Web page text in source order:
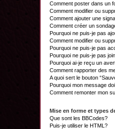
Comment poster dans un
Comment modifier ou
Comment ajouter une
Comment créer un
Pourquoi ne puis-je pas
Comment modifier ou
Pourquoi ne puis-je pas
Pourquoi ne puis-je pas
Pourquoi ai-je reçu un
Comment rapporter des
A quoi sert le bouton
Pourquoi mon message
Comment remonter mon
Mise en forme et types
Que sont les BBCodes?
Puis-je utiliser le HTML?